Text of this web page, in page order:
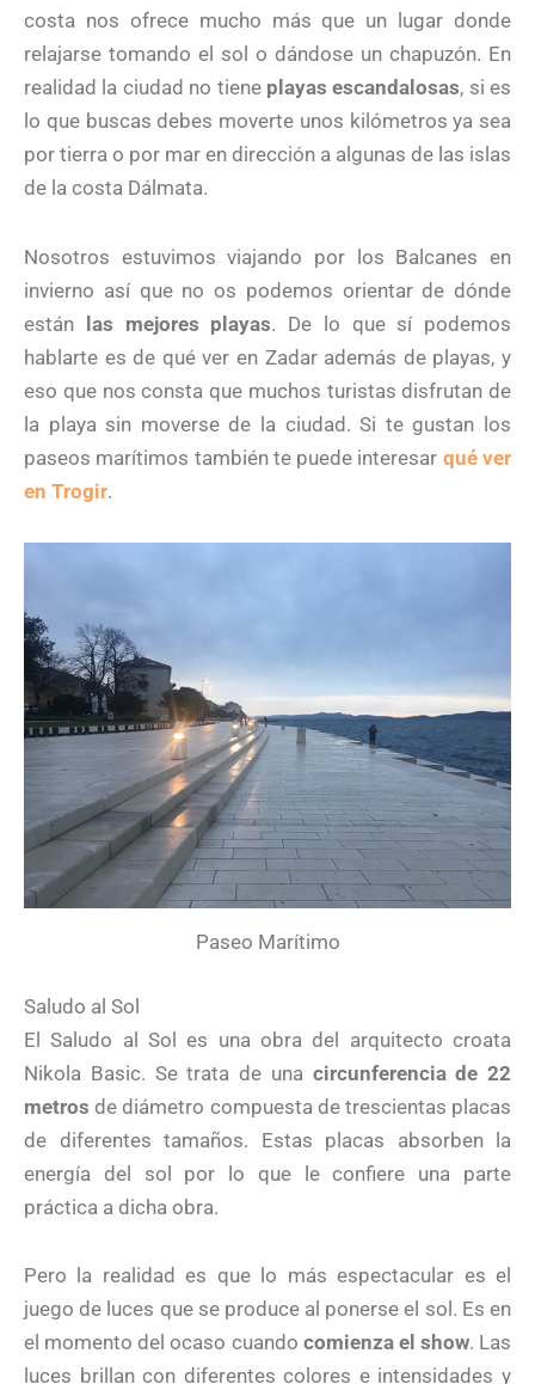
costa nos ofrece mucho más que un lugar donde
relajarse tomando el sol o dándose un chapuzón. En
realidad la ciudad no tiene playas escandalosas, si es
lo que buscas debes moverte unos kilómetros ya sea
por tierra o por mar en dirección a algunas de las islas
de la costa Dálmata.
Nosotros estuvimos viajando por los Balcanes en
invierno así que no os podemos orientar de dónde
están las mejores playas. De lo que sí podemos
hablarte es de qué ver en Zadar además de playas, y
eso que nos consta que muchos turistas disfrutan de
la playa sin moverse de la ciudad. Si te gustan los
paseos marítimos también te puede interesar qué ver
en Trogir.
Paseo Marítimo
Saludo al Sol
El Saludo al Sol es una obra del arquitecto croata
Nikola Basic. Se trata de una circunferencia de 22
metros de diámetro compuesta de trescientas placas
de diferentes tamaños. Estas placas absorben la
energía del sol por lo que le confiere una parte
práctica a dicha obra.
Pero la realidad es que lo más espectacular es el
juego de luces que se produce al ponerse el sol. Es en
el momento del ocaso cuando comienza el show. Las
luces brillan con diferentes colores e intensidades y